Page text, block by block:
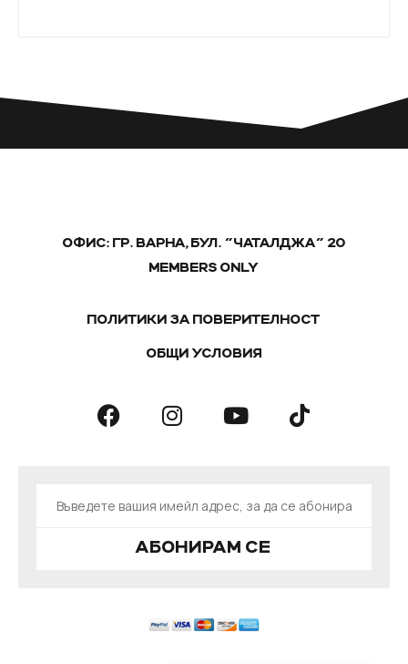
ОФИС: ГР. ВАРНА, БУЛ. "ЧАТАЛДЖА" 20
MEMBERS ONLY
ПОЛИТИКИ ЗА ПОВЕРИТЕЛНОСТ
ОБЩИ УСЛОВИЯ
АБОНИРАМ СЕ